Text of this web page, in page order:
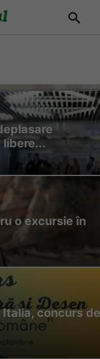
libere...
o excursie în
Italia, concurs de